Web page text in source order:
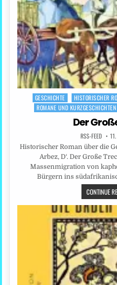
Posted
in
GESCHICHTE HISTORISCHER
ROMANE UND KURZGESCHICHTEN
Der
RSS-FEED
Historischer Roman über die
Arbez, D‘. Der Große
Massenmigration von
Bürgern ins
CONTINUE